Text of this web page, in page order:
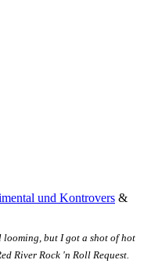
und Kontrovers &
but I got a shot of hot
River Rock 'n Roll Request.